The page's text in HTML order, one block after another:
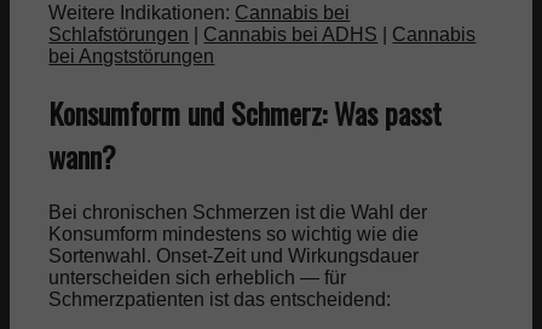
Weitere Indikationen: Cannabis bei
Schlafstörungen
Cannabis bei ADHS
Cannabis
bei Angststörungen
Konsumform und Schmerz: Was passt
wann?
Bei chronischen Schmerzen ist die Wahl der
Konsumform mindestens so wichtig wie die
Sortenwahl. Onset-Zeit und Wirkungsdauer
unterscheiden sich erheblich — für
Schmerzpatienten ist das entscheidend: